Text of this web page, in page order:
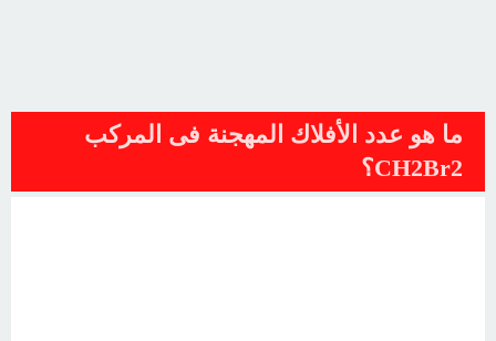
ما هو عدد الأفلاك المهجنة فى المركب
CH2Br2؟